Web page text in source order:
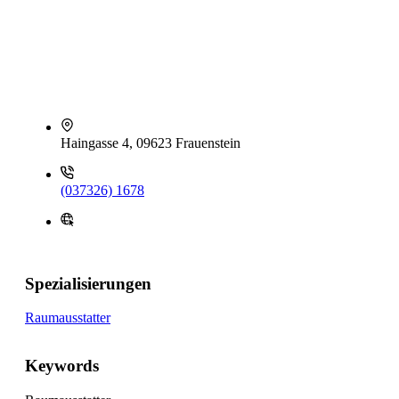
Haingasse 4, 09623 Frauenstein
(037326) 1678
Spezialisierungen
Raumausstatter
Keywords